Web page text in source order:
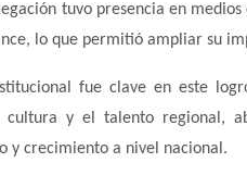
tuvo presencia en
lo que permitió ampliar su
fue clave en este
cultura y el talento regional,
y crecimiento a nivel nacional.